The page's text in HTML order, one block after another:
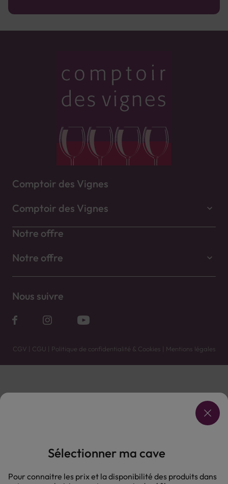
Comptoir des Vignes
Comptoir des Vignes
Notre offre
Notre offre
Nous suivre
CGV | CGU | Politique de confidentialité & Cookies | Mentions légales
Vente uniquement en caves. Contactez votre caviste pour plus de renseignements.
L'ABUS D'ALCOOL EST DANGEREUX POUR LA SANTÉ, À CONSOMMER AVEC MODÉRATION.
Sélectionner ma cave
Pour connaitre les prix et la disponibilité des produits dans